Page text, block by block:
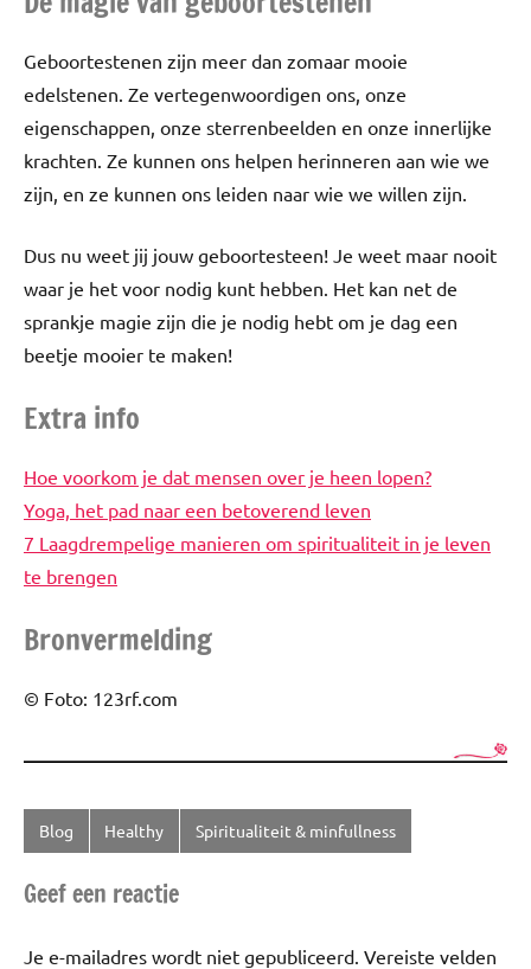
Geboortestenen zijn meer dan zomaar mooie
edelstenen. Ze vertegenwoordigen ons, onze
eigenschappen, onze sterrenbeelden en onze innerlijke
krachten. Ze kunnen ons helpen herinneren aan wie we
zijn, en ze kunnen ons leiden naar wie we willen zijn.
Dus nu weet jij jouw geboortesteen! Je weet maar nooit
waar je het voor nodig kunt hebben. Het kan net de
sprankje magie zijn die je nodig hebt om je dag een
beetje mooier te maken!
Extra info
Hoe voorkom je dat mensen over je heen lopen?
Yoga, het pad naar een betoverend leven
7 Laagdrempelige manieren om spiritualiteit in je leven
te brengen
Bronvermelding
© Foto: 123rf.com
Getagd
Astrologie,
Blog Healthy Spiritualiteit & minfullness
Geef een reactie
Je e-mailadres wordt niet gepubliceerd. Vereiste velden